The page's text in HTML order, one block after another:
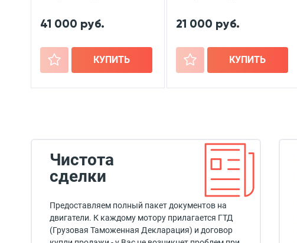
41 000 руб.
+ КУПИТЬ
21 000 руб.
+ КУПИТЬ
Чистота
сделки
Предоставляем полный пакет документов на
двигатели. К каждому мотору прилагается ГТД
(Грузовая Таможенная Декларация) и договор